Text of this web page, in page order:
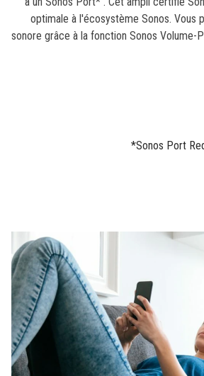
optimale à l'écosystème Sonos. Vous
sonore grâce à la fonction Sonos Volume-
*Sonos Port